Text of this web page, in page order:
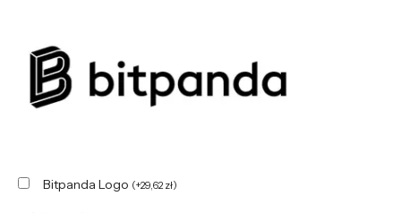
Bitpanda Logo (+29,62 zł)